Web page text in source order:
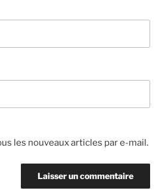
les nouveaux articles par e-mail.